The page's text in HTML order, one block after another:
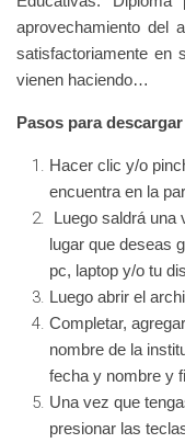
aprovechamiento del
satisfactoriamente en
vienen haciendo…
Pasos para
Hacer clic y/o
encuentra en la
Luego saldrá una
lugar que deseas
pc, laptop y/o tu
Luego abrir el
Completar,
nombre de la
fecha y nombre y
Una vez que
presionar las